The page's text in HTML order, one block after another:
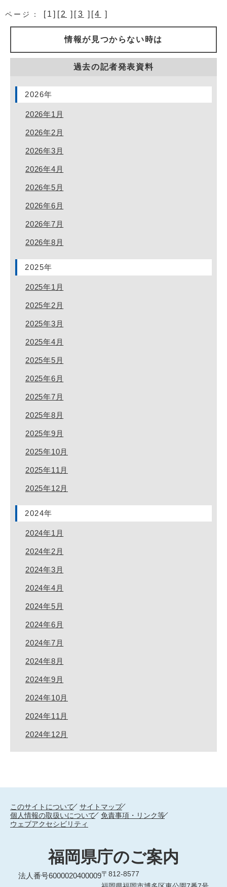
ページ： [1][2 ][3 ][4 ]
情報が見つからない時は
過去の記者発表資料
2026年
2026年1月
2026年2月
2026年3月
2026年4月
2026年5月
2026年6月
2026年7月
2026年8月
2025年
2025年1月
2025年2月
2025年3月
2025年4月
2025年5月
2025年6月
2025年7月
2025年8月
2025年9月
2025年10月
2025年11月
2025年12月
2024年
2024年1月
2024年2月
2024年3月
2024年4月
2024年5月
2024年6月
2024年7月
2024年8月
2024年9月
2024年10月
2024年11月
2024年12月
このサイトについて
サイトマップ
個人情報の取扱いについて
免責事項・リンク等
ウェブアクセシビリティ
福岡県庁のご案内
法人番号6000020400009〒812-8577